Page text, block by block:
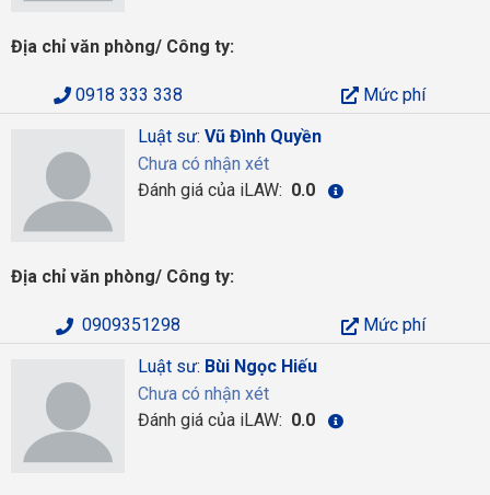
Địa chỉ văn phòng/ Công ty:
0918 333 338
Mức phí
Luật sư: Vũ Đình Quyền
Chưa có nhận xét
Đánh giá của iLAW: 0.0
Địa chỉ văn phòng/ Công ty:
0909351298
Mức phí
Luật sư: Bùi Ngọc Hiếu
Chưa có nhận xét
Đánh giá của iLAW: 0.0